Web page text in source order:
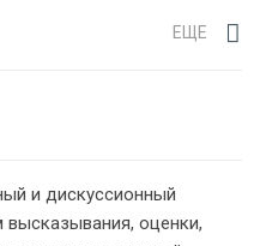
ЕЩЕ
и дискуссионный
оценки,